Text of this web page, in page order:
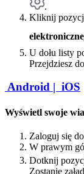
.
Kliknij
U dołu listy
Przejdziesz do
Android | iOS
Wyświetl swoje
Zaloguj się
W prawym
Dotknij
Zostanie